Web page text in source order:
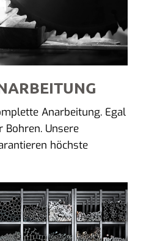
Anarbeitung. Egal
Bohren. Unsere
höchste